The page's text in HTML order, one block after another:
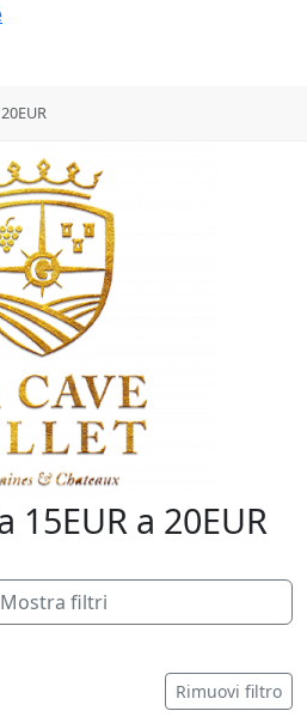
a 20EUR
Mostra filtri
Rimuovi filtro